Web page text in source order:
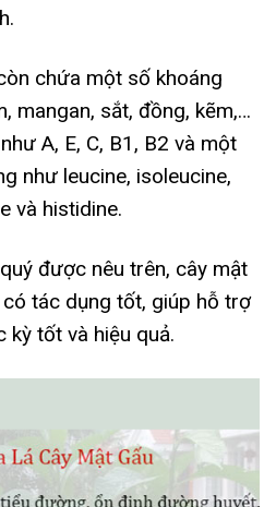
chứa một số khoáng
mangan, sắt, đồng, kẽm,…
A, E, C, B1, B2 và một
như leucine, isoleucine,
và histidine.
được nêu trên, cây mật
tác dụng tốt, giúp hỗ trợ
tốt và hiệu quả.